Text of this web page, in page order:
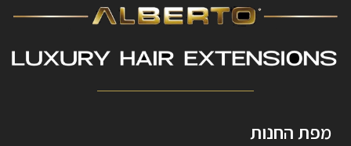
מפת החנות